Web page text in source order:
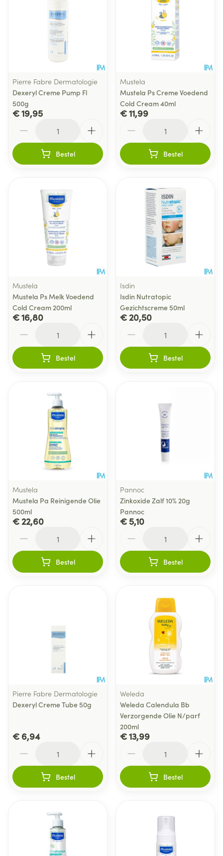
Pierre Fabre Dermatologie
Dexeryl Creme Pump Fl
500g
€ 19,95
Bestel
Mustela
Mustela Ps Creme Voedend
Cold Cream 40ml
€ 11,99
Bestel
Mustela
Mustela Ps Melk Voedend
Cold Cream 200ml
€ 16,80
Bestel
Isdin
Isdin Nutratopic
Gezichtscreme 50ml
€ 20,50
Bestel
Mustela
Mustela Pa Reinigende Olie
500ml
€ 22,60
Bestel
Pannoc
Zinkoxide Zalf 10% 20g
Pannoc
€ 5,10
Bestel
Pierre Fabre Dermatologie
Dexeryl Creme Tube 50g
€ 6,94
Bestel
Weleda
Weleda Calendula Bb
Verzorgende Olie N/parf
200ml
€ 13,99
Bestel